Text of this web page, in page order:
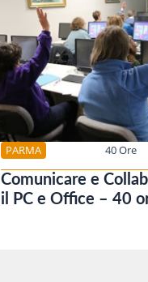
PARMA 40 Ore
Comunicare e
il PC e Office – 40